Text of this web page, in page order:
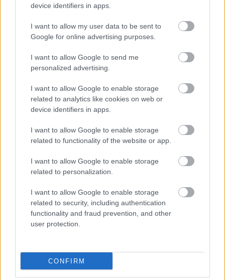
device identifiers in apps.
I want to allow my user data to be sent to
Google for online advertising purposes.
I want to allow Google to send me
personalized advertising.
I want to allow Google to enable storage
related to analytics like cookies on web or
device identifiers in apps.
I want to allow Google to enable storage
related to functionality of the website or app.
I want to allow Google to enable storage
related to personalization.
I want to allow Google to enable storage
related to security, including authentication
functionality and fraud prevention, and other
user protection.
CONFIRM
ΡΟΗ ΕΙΔΗΣΕΩΝ
Στα ύψη το μοσχάρι: 28,4% ακριβότερο από τον
Δεκέμβριο του 2024
Έως τον Οκτώβριο η έξαρση των κρουσμάτων
για τον ιό του Δυτικού Νείλου
ξενοδοχεία, βραχυχρόνιες μισθώσεις και
προστατευόμενες περιοχές
Κάνναβη, skunk, 90.000 ευρώ και τρεις
συλλήψεις στην Αττική, ΒΙΝΤΕΟ
«Ιδιαίτερα δυσμενείς πυρομετεωρολογικές
συνθήκες αναμένονται το επόμενο 48ωρο»,
κόκκινος συναγερμός για 6 περιφέρειες
Ταϊλάνδης με 9 νεκρούς
16:12
Τεράστιο πλήγμα και βαρύ πένθος για τον
ΟΛΕΣ ΟΙ ΕΙΔΗΣΕΙΣ